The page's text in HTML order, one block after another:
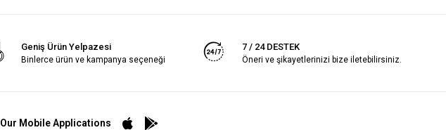
Geniş Ürün Yelpazesi
Binlerce ürün ve kampanya seçeneği
7 / 24 DESTEK
Öneri ve şikayetlerinizi bize iletebilirsiniz.
Our Mobile Applications